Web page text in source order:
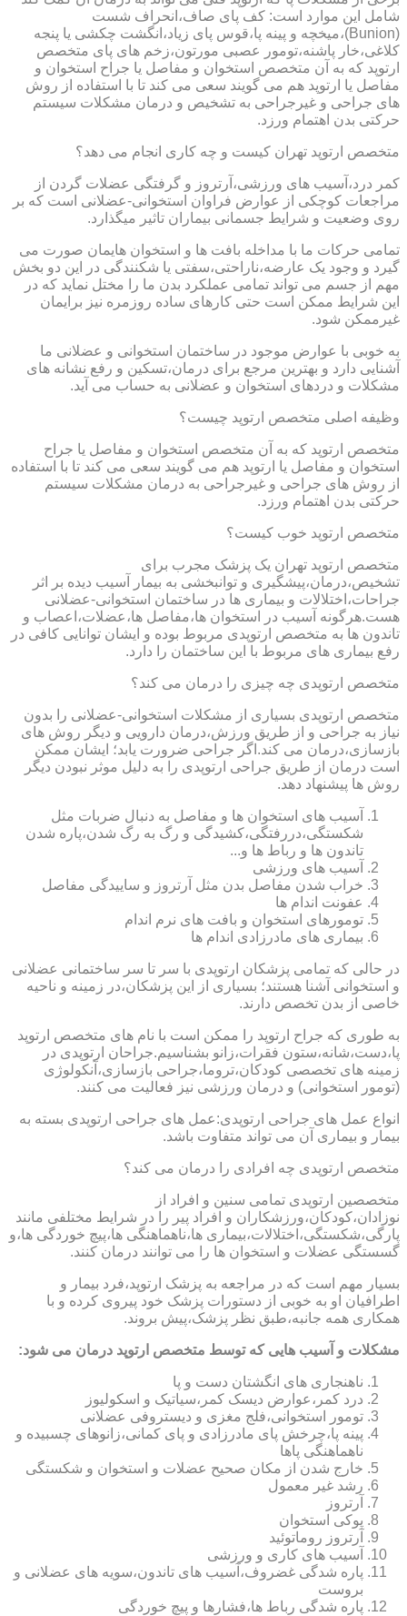
شامل این موارد است: کف پای صاف،انحراف شست
(Bunion)،میخچه و پینه پا،قوس پای زیاد،انگشت چکشی یا پنجه
کلاغی،خار پاشنه،تومور عصبی مورتون،زخم های پای متخصص
ارتوپد که به آن متخصص استخوان و مفاصل یا جراح استخوان و
مفاصل یا ارتوپد هم می گویند سعی می کند تا با استفاده از روش
های جراحی و غیرجراحی به تشخیص و درمان مشکلات سیستم
حرکتی بدن اهتمام ورزد.
متخصص ارتوپد تهران کیست و چه کاری انجام می دهد؟
کمر درد،آسیب های ورزشی،آرتروز و گرفتگی عضلات گردن از
مراجعات کوچکی از عوارض فراوان استخوانی-عضلانی است که بر
روی وضعیت و شرایط جسمانی بیماران تاثیر میگذارد.
تمامی حرکات ما با مداخله بافت ها و استخوان هایمان صورت می
گیرد و وجود یک عارضه،ناراحتی،سفتی یا شکنندگی در این دو بخش
مهم از جسم می تواند تمامی عملکرد بدن ما را مختل نماید که در
این شرایط ممکن است حتی کارهای ساده روزمره نیز برایمان
غیرممکن شود.
به خوبی با عوارض موجود در ساختمان استخوانی و عضلانی ما
آشنایی دارد و بهترین مرجع برای درمان،تسکین و رفع نشانه های
مشکلات و دردهای استخوان و عضلانی به حساب می آید.
وظیفه اصلی متخصص ارتوپد چیست؟
متخصص ارتوپد که به آن متخصص استخوان و مفاصل یا جراح
استخوان و مفاصل یا ارتوپد هم می گویند سعی می کند تا با استفاده
از روش های جراحی و غیرجراحی به درمان مشکلات سیستم
حرکتی بدن اهتمام ورزد.
متخصص ارتوپد خوب کیست؟
متخصص ارتوپد تهران یک پزشک مجرب برای
تشخیص،درمان،پیشگیری و توانبخشی به بیمار آسیب دیده بر اثر
جراحات،اختلالات و بیماری ها در ساختمان استخوانی-عضلانی
هست.هرگونه آسیب در استخوان ها،مفاصل ها،عضلات،اعصاب و
تاندون ها به متخصص ارتوپدی مربوط بوده و ایشان توانایی کافی در
رفع بیماری های مربوط با این ساختمان را دارد.
متخصص ارتوپدی چه چیزی را درمان می کند؟
متخصص ارتوپدی بسیاری از مشکلات استخوانی-عضلانی را بدون
نیاز به جراحی و از طریق ورزش،درمان دارویی و دیگر روش های
بازسازی،درمان می کند.اگر جراحی ضرورت یابد؛ ایشان ممکن
است درمان از طریق جراحی ارتوپدی را به دلیل موثر نبودن دیگر
روش ها پیشنهاد دهد.
آسیب های استخوان ها و مفاصل به دنبال ضربات مثل
شکستگی،دررفتگی،کشیدگی و رگ به رگ شدن،پاره شدن
تاندون ها و رباط ها و...
آسیب های ورزشی
خراب شدن مفاصل بدن مثل آرتروز و ساییدگی مفاصل
عفونت اندام ها
تومورهای استخوان و بافت های نرم اندام
بیماری های مادرزادی اندام ها
در حالی که تمامی پزشکان ارتوپدی با سر تا سر ساختمانی عضلانی
و استخوانی آشنا هستند؛ بسیاری از این پزشکان،در زمینه و ناحیه
خاصی از بدن تخصص دارند.
به طوری که جراح ارتوپد را ممکن است با نام های متخصص ارتوپد
پا،دست،شانه،ستون فقرات،زانو بشناسیم.جراحان ارتوپدی در
زمینه های تخصصی کودکان،تروما،جراحی بازسازی،آنکولوژی
(تومور استخوانی) و درمان ورزشی نیز فعالیت می کنند.
انواع عمل های جراحی ارتوپدی:عمل های جراحی ارتوپدی بسته به
بیمار و بیماری آن می تواند متفاوت باشد.
متخصص ارتوپدی چه افرادی را درمان می کند؟
متخصصین ارتوپدی تمامی سنین و افراد از
نوزادان،کودکان،ورزشکاران و افراد پیر را در شرایط مختلفی مانند
پارگی،شکستگی،اختلالات،بیماری ها،ناهماهنگی ها،پیچ خوردگی ها،و
گسستگی عضلات و استخوان ها را می توانند درمان کنند.
بسیار مهم است که در مراجعه به پزشک ارتوپد،فرد بیمار و
اطرافیان او به خوبی از دستورات پزشک خود پیروی کرده و با
همکاری همه جانبه،طبق نظر پزشک،پیش بروند.
مشکلات و آسیب هایی که توسط متخصص ارتوپد درمان می شود:
ناهنجاری های انگشتان دست و پا
درد کمر،عوارض دیسک کمر،سیاتیک و اسکولیوز
تومور استخوانی،فلج مغزی و دیستروفی عضلانی
پینه پا،چرخش پای مادرزادی و پای کمانی،زانوهای چسبیده و
ناهماهنگی پاها
خارج شدن از مکان صحیح عضلات و استخوان و شکستگی
رشد غیر معمول
آرتروز
پوکی استخوان
آرتروز روماتوئید
آسیب های کاری و ورزشی
پاره شدگی غضروف،آسیب های تاندون،سویه های عضلانی و
بروست
پاره شدگی رباط ها،فشارها و پیچ خوردگی